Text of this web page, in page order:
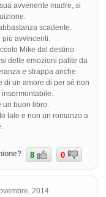
avvenente madre, si
scadente.
più avvincenti.
Mike dal destino
delle emozioni patite da
e strappa anche
di un amore di per sé non
un buon libro.
tale e non un romanzo a
8 0
2014